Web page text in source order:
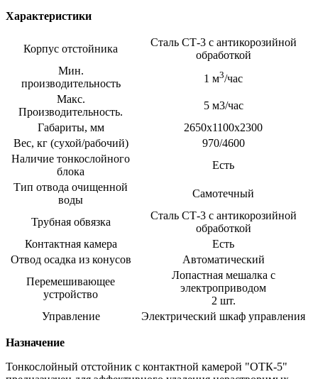
Характеристики
Корпус отстойника
Сталь СТ-3 с антикорозийной
обработкой
Мин.
производительность
1 м3/час
Макс.
Производительность.
5 м3/час
Габариты, мм
2650х1100х2300
Вес, кг (сухой/рабочий)
970/4600
Наличие тонкослойного
блока
Есть
Тип отвода очищенной
воды
Самотечный
Трубная обвязка
Сталь СТ-3 с антикорозийной
обработкой
Контактная камера
Есть
Отвод осадка из конусов
Автоматический
Перемешивающее
устройство
Лопастная мешалка с
электроприводом
2 шт.
Управление
Электрический шкаф управления
Назначение
Тонкослойный отстойник с контактной камерой "ОТК-5"